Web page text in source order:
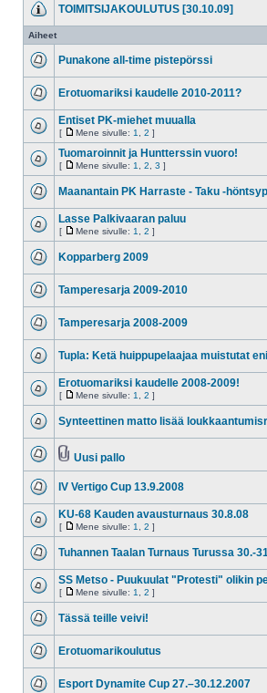
TOIMITSIJAKOULUTUS [30.10.09]
Aiheet
Punakone all-time pistepörssi
Erotuomariksi kaudelle 2010-2011?
Entiset PK-miehet muualla
[ Mene sivulle: 1 2 ]
Tuomaroinnit ja Huntterssin vuoro!
[ Mene sivulle: 1 2 3 ]
Maanantain PK Harraste - Taku -
Lasse Palkivaaran paluu
[ Mene sivulle: 1 2 ]
Kopparberg 2009
Tamperesarja 2009-2010
Tamperesarja 2008-2009
Tupla: Ketä huippupelaajaa muistutat
Erotuomariksi kaudelle 2008-2009!
[ Mene sivulle: 1 2 ]
Synteettinen matto lisää
Uusi pallo
IV Vertigo Cup 13.9.2008
KU-68 Kauden avausturnaus 30.8.08
[ Mene sivulle: 1 2 ]
Tuhannen Taalan Turnaus Turussa 30.-
SS Metso - Puukuulat "Protesti" olikin
[ Mene sivulle: 1 2 ]
Tässä teille veivi!
Erotuomarikoulutus
Esport Dynamite Cup 27.–30.12.2007